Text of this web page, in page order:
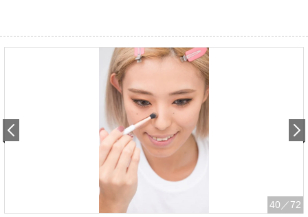
40 ／72